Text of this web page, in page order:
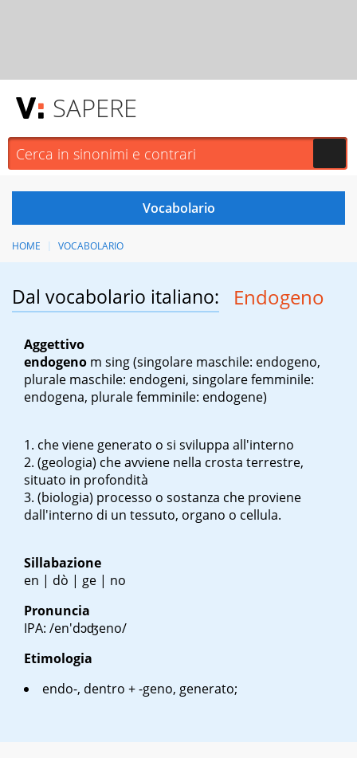
SAPERE
HOME VOCABOLARIO
Dal vocabolario italiano: Endogeno
Aggettivo
endogeno m sing(singolare maschile: endogeno,
plurale maschile: endogeni, singolare femminile:
endogena, plurale femminile: endogene)
che viene generato o si sviluppa all'interno
(geologia) che avviene nella crosta terrestre,
situato in profondità
(biologia) processo o sostanza che proviene
dall'interno di un tessuto, organo o cellula.
Sillabazione
en | dò | ge | no
Pronuncia
IPA: /en'dɔʤeno/
Etimologia
endo-, dentro + -geno, generato;